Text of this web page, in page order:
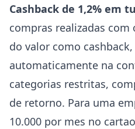
Cashback de 1,2% em
compras realizadas
do valor como
automaticamente na
categorias restritas,
de retorno. Para uma
10.000 por mes no